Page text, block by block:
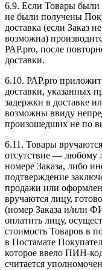
6.9. Если Товары были
не были получены
доставка (если Заказ
возможна)
РАР.pro, после
доставки.
6.10. РАР.pro приложит
доставки, указанных
задержки в доставке
возможны ввиду
произошедших не по
6.11. Товары
отсутствие — любому
номере Заказа, либо
подтверждение
продажи или
вручаются лицу,
(номер Заказа и/или
оплатить лицу,
стоимость Товаров в
в Постамате
которое ввело ПИН-
считается